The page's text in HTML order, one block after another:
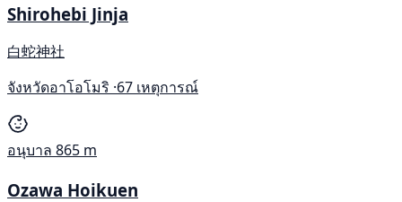
Shirohebi Jinja
白蛇神社
จังหวัดอาโอโมริ ·67 เหตุการณ์
อนุบาล 865 m
Ozawa Hoikuen